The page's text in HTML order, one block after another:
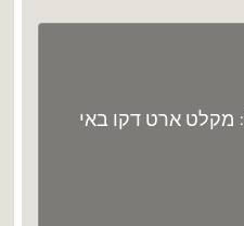
Panormos Art Villas: מקלט ארט דקו באי